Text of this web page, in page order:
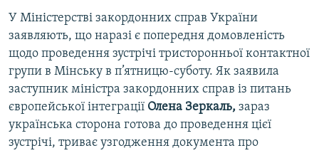
У Міністерстві закордонних справ України
заявляють, що наразі є попередня домовленість
щодо проведення зустрічі тристоронньої контактної
групи в Мінську в п’ятницю-суботу. Як заявила
заступник міністра закордонних справ із питань
європейської інтеграції Олена Зеркаль, зараз
українська сторона готова до проведення цієї
зустрічі, триває узгодження документа про